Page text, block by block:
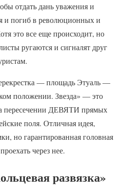
отдать дань уважения и
и погиб в революционных и
это все еще происходит, но
ругаются и сигналят друг
— площадь Этуаль —
положении. Звезда» — это
пересечении ДЕВЯТИ прямых
поля. Отличная идея,
но гарантированная головная
через нее.
развязка»